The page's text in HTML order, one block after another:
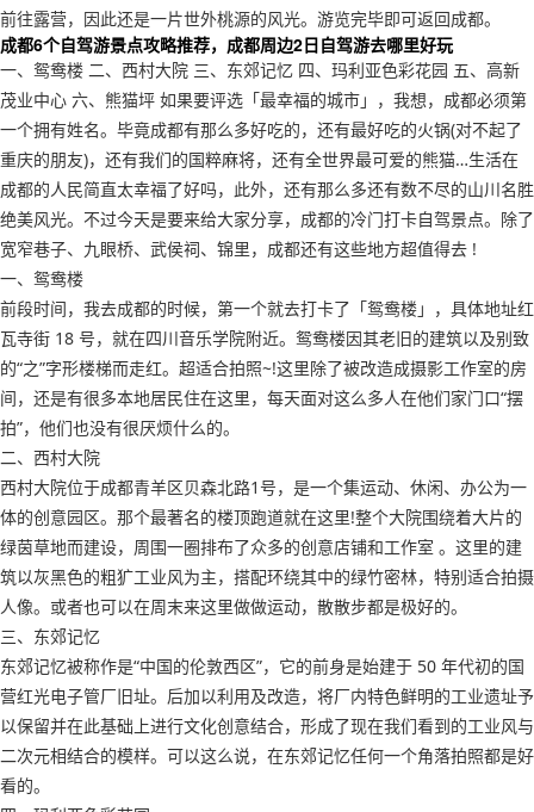
前往露营，因此还是一片世外桃源的风光。游览完毕即可返回成都。
成都6个自驾游景点攻略推荐，成都周边2日自驾游去哪里好玩
一、鸳鸯楼 二、西村大院 三、东郊记忆 四、玛利亚色彩花园 五、高新
茂业中心 六、熊猫坪 如果要评选「最幸福的城市」，我想，成都必须第
一个拥有姓名。毕竟成都有那么多好吃的，还有最好吃的火锅(对不起了
重庆的朋友)，还有我们的国粹麻将，还有全世界最可爱的熊猫…生活在
成都的人民简直太幸福了好吗，此外，还有那么多还有数不尽的山川名胜
绝美风光。不过今天是要来给大家分享，成都的冷门打卡自驾景点。除了
宽窄巷子、九眼桥、武侯祠、锦里，成都还有这些地方超值得去 !
一、鸳鸯楼
前段时间，我去成都的时候，第一个就去打卡了「鸳鸯楼」，具体地址红
瓦寺街 18 号，就在四川音乐学院附近。鸳鸯楼因其老旧的建筑以及别致
的“之”字形楼梯而走红。超适合拍照~!这里除了被改造成摄影工作室的房
间，还是有很多本地居民住在这里，每天面对这么多人在他们家门口“摆
拍”，他们也没有很厌烦什么的。
二、西村大院
西村大院位于成都青羊区贝森北路1号，是一个集运动、休闲、办公为一
体的创意园区。那个最著名的楼顶跑道就在这里!整个大院围绕着大片的
绿茵草地而建设，周围一圈排布了众多的创意店铺和工作室 。这里的建
筑以灰黑色的粗犷工业风为主，搭配环绕其中的绿竹密林，特别适合拍摄
人像。或者也可以在周末来这里做做运动，散散步都是极好的。
三、东郊记忆
东郊记忆被称作是“中国的伦敦西区”，它的前身是始建于 50 年代初的国
营红光电子管厂旧址。后加以利用及改造，将厂内特色鲜明的工业遗址予
以保留并在此基础上进行文化创意结合，形成了现在我们看到的工业风与
二次元相结合的模样。可以这么说，在东郊记忆任何一个角落拍照都是好
看的。